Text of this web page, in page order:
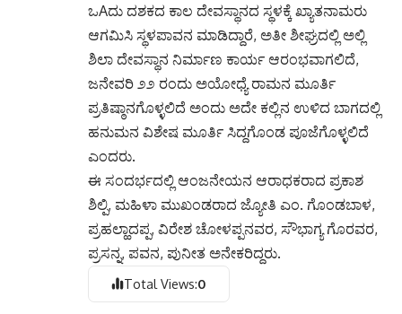
ಒAದು ದಶಕದ ಕಾಲ ದೇವಸ್ಥಾನದ ಸ್ಥಳಕ್ಕೆ ಖ್ಯಾತನಾಮರು
ಆಗಮಿಸಿ ಸ್ಥಳಪಾವನ ಮಾಡಿದ್ದಾರೆ, ಅತೀ ಶೀಘ್ರದಲ್ಲಿ ಅಲ್ಲಿ
ಶಿಲಾ ದೇವಸ್ಥಾನ ನಿರ್ಮಾಣ ಕಾರ್ಯ ಆರಂಭವಾಗಲಿದೆ,
ಜನೇವರಿ ೨೨ ರಂದು ಅಯೋಧ್ಯೆ ರಾಮನ ಮೂರ್ತಿ
ಪ್ರತಿಷ್ಠಾನಗೊಳ್ಳಲಿದೆ ಅಂದು ಅದೇ ಕಲ್ಲಿನ ಉಳಿದ ಬಾಗದಲ್ಲಿ
ಹನುಮನ ವಿಶೇಷ ಮೂರ್ತಿ ಸಿದ್ದಗೊಂಡ ಪೂಜೆಗೊಳ್ಳಲಿದೆ
ಎಂದರು.
ಈ ಸಂದರ್ಭದಲ್ಲಿ ಆಂಜನೇಯನ ಆರಾಧಕರಾದ ಪ್ರಕಾಶ
ಶಿಲ್ಪಿ, ಮಹಿಳಾ ಮುಖಂಡರಾದ ಜ್ಯೋತಿ ಎಂ. ಗೊಂಡಬಾಳ,
ಪ್ರಹಲ್ಹಾದಪ್ಪ, ವಿರೇಶ ಚೋಳಪ್ಪನವರ, ಸೌಭಾಗ್ಯ ಗೊರವರ,
ಪ್ರಸನ್ನ, ಪವನ, ಪುನೀತ ಅನೇಕರಿದ್ದರು.
Total Views:0